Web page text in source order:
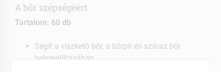
A bőr szépségéért
Tartalom: 60 db
Segít a viszkető bőr, a bőrpír és száraz bőr
helyreállításában